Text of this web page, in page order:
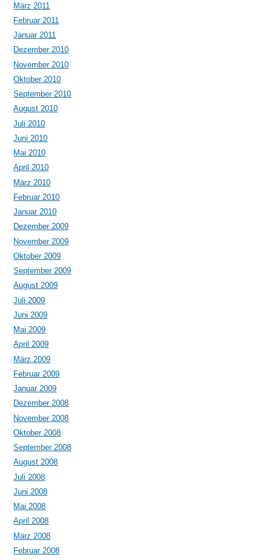
März 2011
Februar 2011
Januar 2011
Dezember 2010
November 2010
Oktober 2010
September 2010
August 2010
Juli 2010
Juni 2010
Mai 2010
April 2010
März 2010
Februar 2010
Januar 2010
Dezember 2009
November 2009
Oktober 2009
September 2009
August 2009
Juli 2009
Juni 2009
Mai 2009
April 2009
März 2009
Februar 2009
Januar 2009
Dezember 2008
November 2008
Oktober 2008
September 2008
August 2008
Juli 2008
Juni 2008
Mai 2008
April 2008
März 2008
Februar 2008